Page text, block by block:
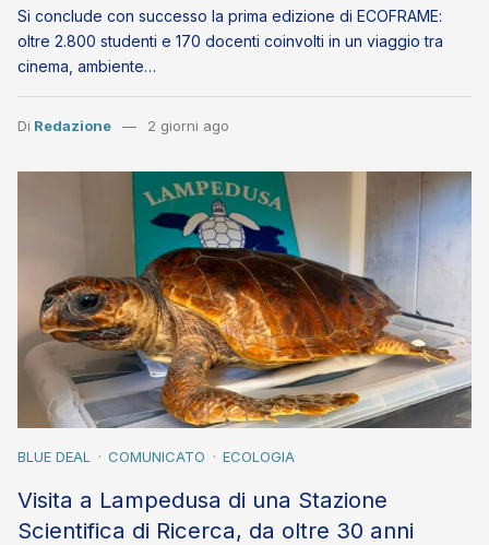
Si conclude con successo la prima edizione di ECOFRAME:
oltre 2.800 studenti e 170 docenti coinvolti in un viaggio tra
cinema, ambiente…
Di Redazione 2 giorni ago
BLUE DEAL COMUNICATO ECOLOGIA
Visita a Lampedusa di una Stazione
Scientifica di Ricerca, da oltre 30 anni